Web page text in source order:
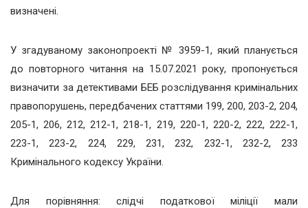
визначені.
У згадуваному законопроекті № 3959-1, який планується
до повторного читання на 15.07.2021 року, пропонується
визначити за детективами БЕБ розслідування кримінальних
правопорушень, передбачених статтями 199, 200, 203-2, 204,
205-1, 206, 212, 212-1, 218-1, 219, 220-1, 220-2, 222, 222-1,
223-1, 223-2, 224, 229, 231, 232, 232-1, 232-2, 233
Кримінального кодексу України.
Для порівняння: слідчі податкової міліції мали